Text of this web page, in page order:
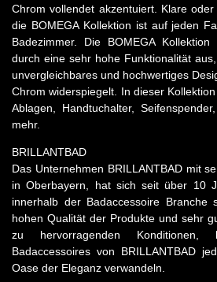
Chrom vollendet akzentuiert. Klare
die BOMEGA Kollektion ist auf jeden
Badezimmer. Die BOMEGA
durch eine sehr hohe Funktionalität
unvergleichbares und hochwertiges
Chrom widerspiegelt. In dieser
Ablagen, Handtuchalter,
mehr.
BRILLANTBAD
Das Unternehmen BRILLANTBAD mit
in Oberbayern, hat sich seit über 10
innerhalb der Badaccessoire Branche
hohen Qualität der Produkte und sehr
zu hervorragenden
Badaccessoires von BRILLANTBAD
Oase der Eleganz verwandeln.